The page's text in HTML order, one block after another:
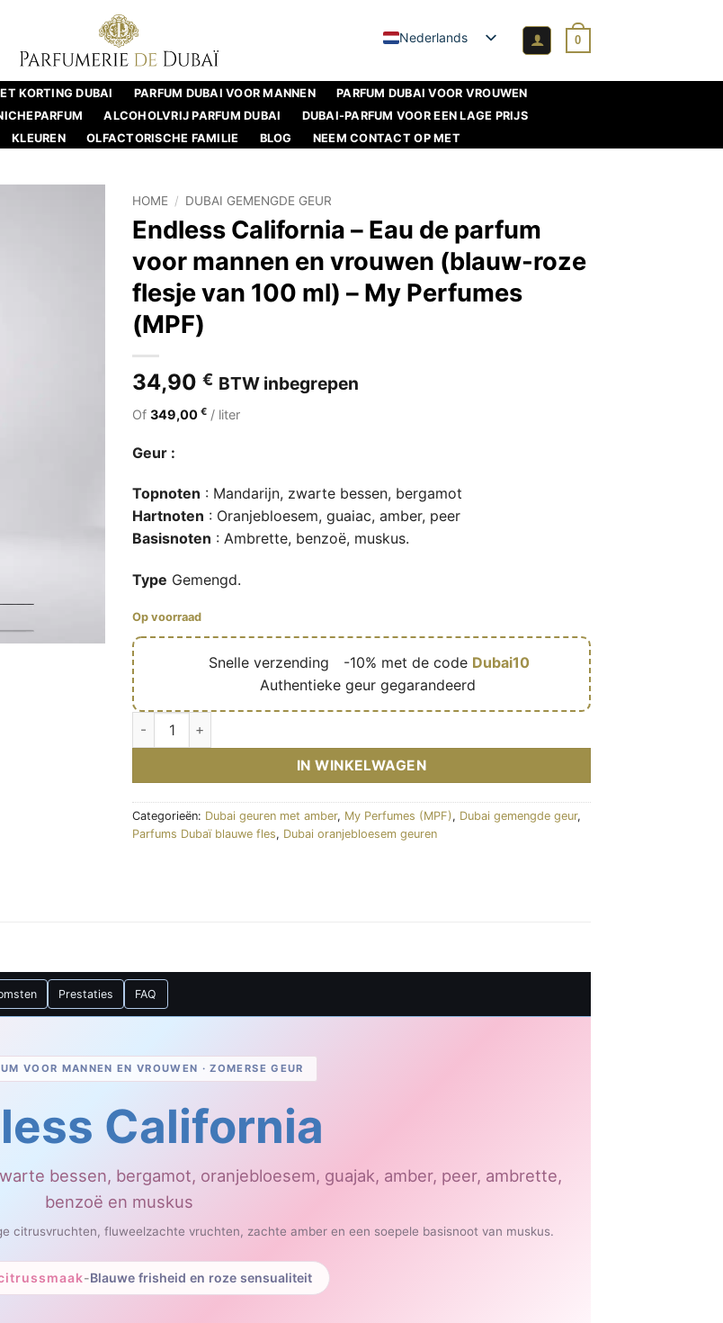
Nederlands 0
KORTING DUBAI PARFUM DUBAI VOOR MANNEN
PARFUM DUBAI VOOR VROUWEN
ALCOHOLVRIJ PARFUM DUBAI
DUBAI-PARFUM VOOR EEN LAGE PRIJS
KLEUREN OLFACTORISCHE FAMILIE BLOG NEEM CONTACT OP MET
HOME / DUBAI GEMENGDE GEUR
Endless California – Eau de parfum
voor mannen en vrouwen (blauw-roze
flesje van 100 ml) – My Perfumes
(MPF)
34,90 € BTW inbegrepen
Of 349,00 € / liter
Geur :
Topnoten : Mandarijn, zwarte bessen, bergamot
Hartnoten : Oranjebloesem, guaiac, amber, peer
Basisnoten : Ambrette, benzoë, muskus.
Type Gemengd.
Op voorraad
Snelle verzending -10% met de code Dubai10
Authentieke geur gegarandeerd
Endless California – Eau de parfum mixte (flacon bleu rose 100 ml) – My Perfumes (MPF)
IN WINKELWAGEN
Categorieën: Dubai geuren met amber, My Perfumes (MPF), Dubai gemengde geur,
Parfums Dubaï blauwe fles, Dubai oranjebloesem geuren
Prestaties FAQ
VOOR MANNEN EN VROUWEN · ZOMERSE GEUR
California
bessen, bergamot, oranjebloesem, guajak, amber, peer, ambrette,
benzoë en muskus
citrusvruchten, fluweelzachte vruchten, zachte amber en een soepele basisnoot van muskus.
-Blauwe frisheid en roze sensualiteit